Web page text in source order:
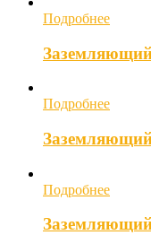
Подробнее
Подробнее
Подробнее